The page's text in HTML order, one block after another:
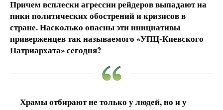
Причем всплески агрессии рейдеров выпадают на
пики политических обострений и кризисов в
стране. Насколько опасны эти инициативы
приверженцев так называемого «УПЦ-Киевского
Патриархата» сегодня?
Храмы отбирают не только у людей, но и у